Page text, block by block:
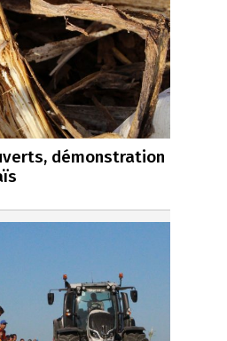
démonstration